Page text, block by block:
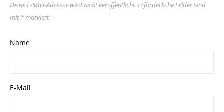
Deine E-Mail-Adresse wird nicht veröffentlicht. Erforderliche Felder sind
mit *markiert
Name
E-Mail